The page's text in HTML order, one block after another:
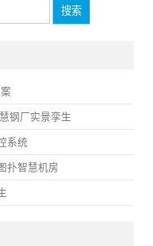
钢厂实景孪生
系统
扑智慧机房